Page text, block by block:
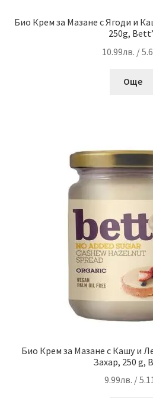
Био Крем за Мазане с Ягоди и
250g,
10.99лв. /
Още
Био Крем за Мазане с Кашу и
Захар, 250 g,
9.99лв. /